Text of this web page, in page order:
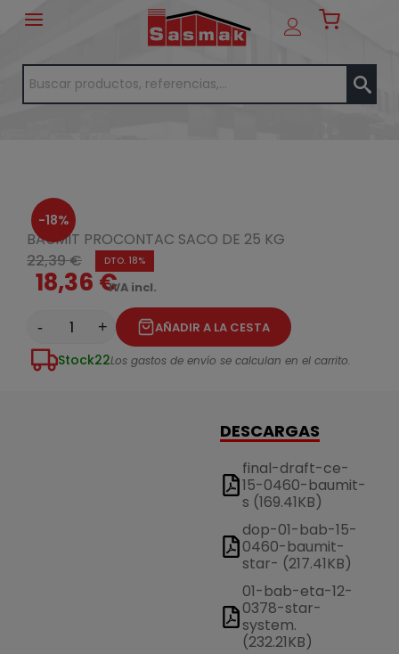
-18%
BAUMIT PROCONTAC SACO DE 25 KG
22,39 €
DTO. 18%
18,36 €IVA incl.
- + AÑADIR A LA CESTA
Stock22Los gastos de envío se calculan en el carrito.
DESCARGAS
final-draft-ce-
15-0460-baumit-
s (169.41KB)
dop-01-bab-15-
0460-baumit-
star- (217.41KB)
01-bab-eta-12-
0378-star-
system.
(232.21KB)